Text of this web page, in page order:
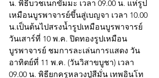
น. พิธีบวชเนกขัมมะ เวลา 09.00 น. แห่รูป
เหมือนบูรพาจารย์ขึ้นสู่เบญจา เวลา 10.00
น.เป็นต้นไปสรงน้ำรูปเหมือนบูรพาจารย์
วันเสาร์ที่ 10 พ.ค. ปิดทองรูปเหมือน
บูรพาจารย์ ชมการละเล่นการแสดง วัน
อาทิตย์ที่ 11 พ.ค. (วันวิสาขบูชา) เวลา
09.00 น. พิธียกครูหลวงปู่สีมั่น เทพอินโท